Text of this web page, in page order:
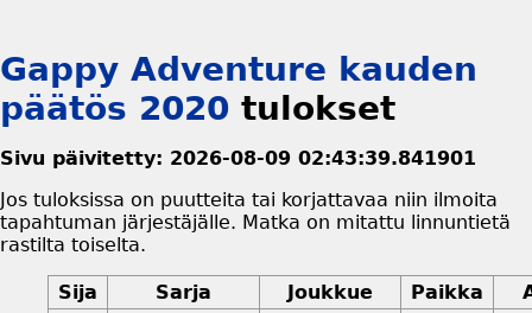
Gappy Adventure kauden
päätös 2020 tulokset
Sivu päivitetty: 2026-08-09 02:43:39.841901
Jos tuloksissa on puutteita tai korjattavaa niin ilmoita
tapahtuman järjestäjälle. Matka on mitattu linnuntietä
rastilta toiselta.
Sija Sarja Joukkue Paikka